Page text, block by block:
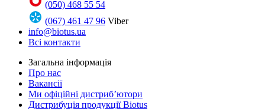
(050) 468 55 54
(067) 461 47 96 Viber
info@biotus.ua
Всі контакти
Загальна інформація
Про нас
Вакансії
Ми офіційні дистриб’ютори
Дистрибуція продукції Biotus